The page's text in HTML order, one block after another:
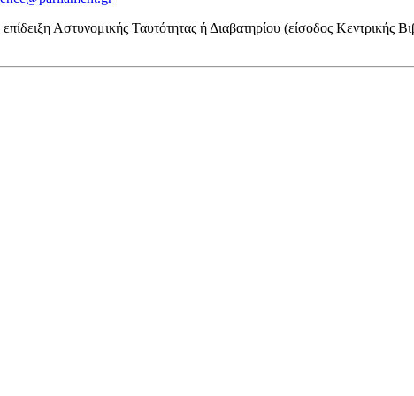
Αστυνομικής Ταυτότητας ή Διαβατηρίου (είσοδος Κεντρικής